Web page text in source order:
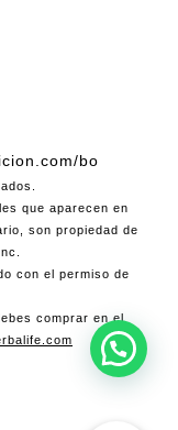
bo
que aparecen en
son propiedad de
con el permiso de
comprar en el